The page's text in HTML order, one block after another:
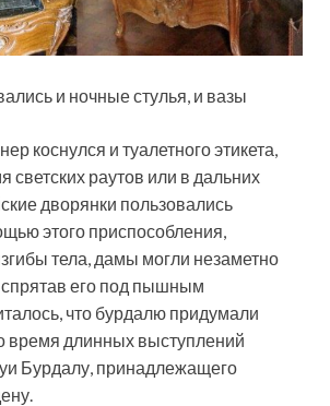
и ночные стулья, и вазы
коснулся и туалетного этикета,
светских раутов или в дальних
дворянки пользовались
этого приспособления,
тела, дамы могли незаметно
спрятав его под пышным
что бурдалю придумали
время длинных выступлений
Бурдалу, принадлежащего